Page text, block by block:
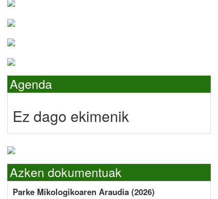
Agenda
Ez dago ekimenik
Azken dokumentuak
Parke Mikologikoaren Araudia (2026)